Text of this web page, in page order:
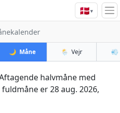
🇩🇰▾
🌙 Måne 🌦️ Vejr 💨
halvmåne med
er 28 aug. 2026,